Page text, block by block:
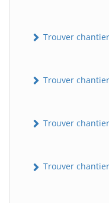
Trouver
Trouver
Trouver
Trouver